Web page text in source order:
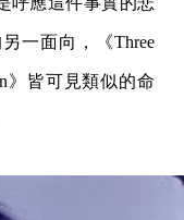
一面向，《Three
》皆可見類似的命